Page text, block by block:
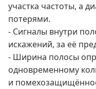
участка частоты, а
потерями.
- Сигналы внутри
искажений, за её
- Ширина полосы
одновременному
и